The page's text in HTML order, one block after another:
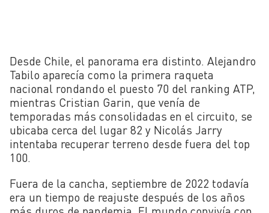
Desde Chile, el panorama era distinto. Alejandro
Tabilo aparecía como la primera raqueta
nacional rondando el puesto 70 del ranking ATP,
mientras Cristian Garin, que venía de
temporadas más consolidadas en el circuito, se
ubicaba cerca del lugar 82 y Nicolás Jarry
intentaba recuperar terreno desde fuera del top
100.
Fuera de la cancha, septiembre de 2022 todavía
era un tiempo de reajuste después de los años